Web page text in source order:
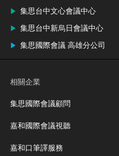
集思台中文心會議中心
集思台中新烏日會議中心
集思國際會議 高雄分公司
相關企業
集思國際會議顧問
嘉和國際會議視聽
嘉和口筆譯服務